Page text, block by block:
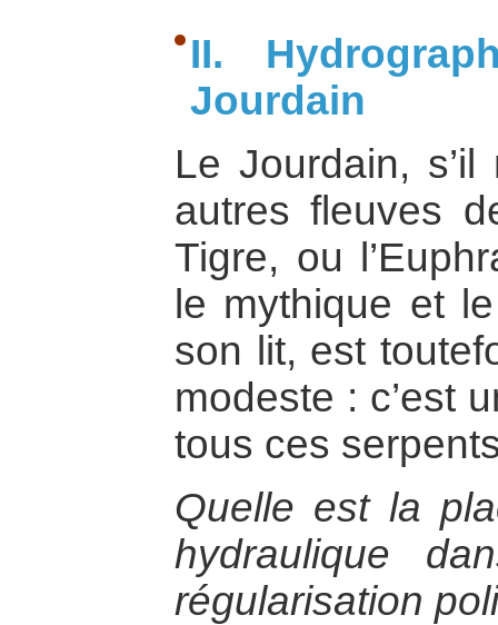
II.
Jourdain
Le Jourdain,
autres fleuves
Tigre, ou
le mythique et
son lit, est
modeste : c’est
tous ces
Quelle est la
hydraulique
régularisation